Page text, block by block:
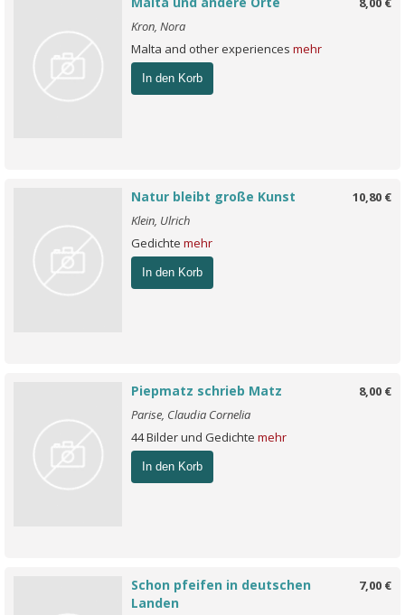
Kron, Nora
Malta and other experiences mehr
In den Korb
10,80 €
Natur bleibt große Kunst
Klein, Ulrich
Gedichte mehr
In den Korb
8,00 €
Piepmatz schrieb Matz
Parise, Claudia Cornelia
44 Bilder und Gedichte mehr
In den Korb
7,00 €
Schon pfeifen in deutschen
Landen